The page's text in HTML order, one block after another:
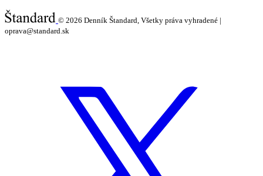
© 2026 Denník Štandard, Všetky práva vyhradené |
oprava@standard.sk